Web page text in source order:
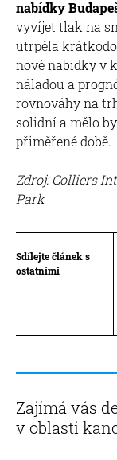
nabídky
vyvíjet tlak na
utrpěla
nové nabídky v
náladou a
rovnováhy na
solidní a mělo
přiměřené době.
Zdroj: Colliers
Park
Sdílejte článek s
ostatními
Zajímá vás
v oblasti